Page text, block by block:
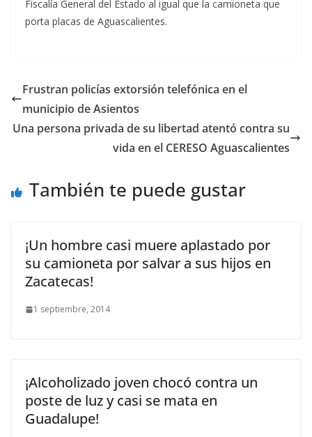
Fiscalía General del Estado al igual que la camioneta que
porta placas de Aguascalientes.
Frustran policías extorsión telefónica en el
municipio de Asientos
Una persona privada de su libertad atentó contra su
vida en el CERESO Aguascalientes
También te puede gustar
¡Un hombre casi muere aplastado por
su camioneta por salvar a sus hijos en
Zacatecas!
1 septiembre, 2014
¡Alcoholizado joven chocó contra un
poste de luz y casi se mata en
Guadalupe!